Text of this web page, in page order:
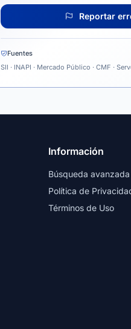
Reportar
Fuentes
SII · INAPI · Mercado Público · CMF ·
Información
Búsqueda avanzada
Política de
Términos de Uso